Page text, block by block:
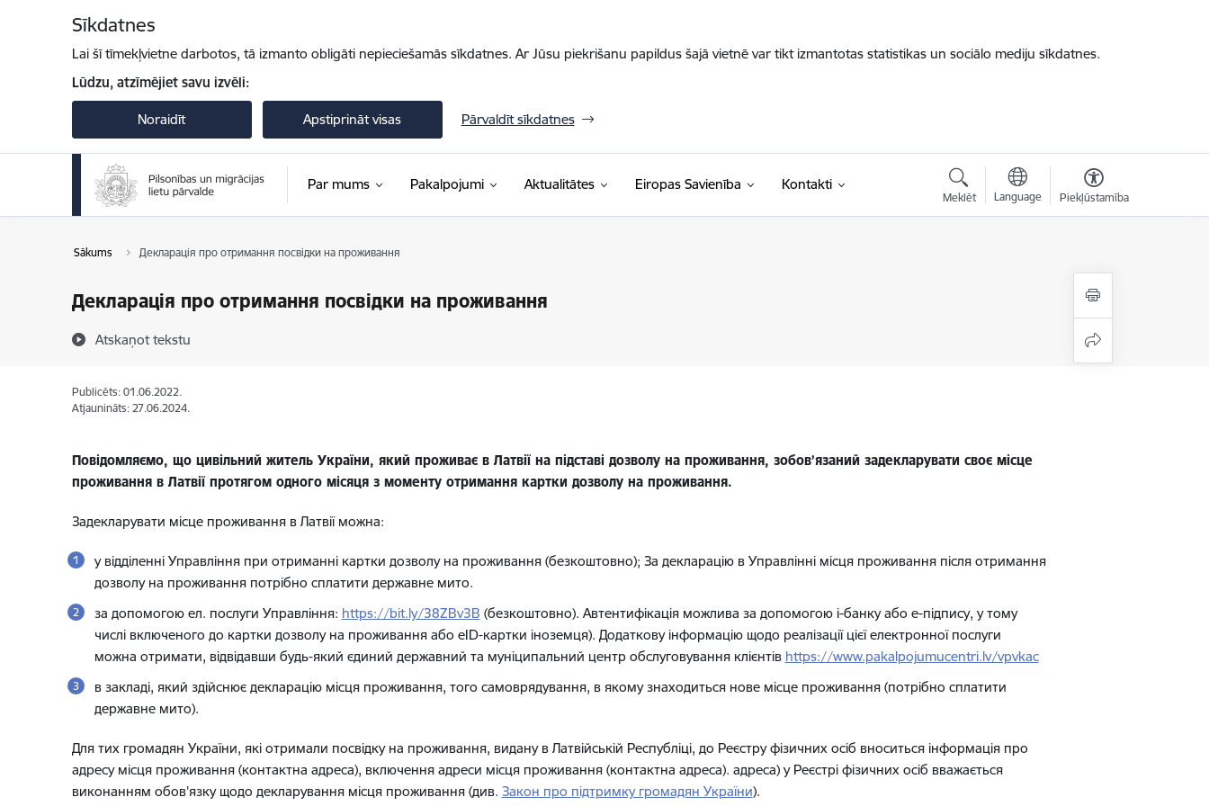
Sīkdatnes
Lai šī tīmekļvietne darbotos, tā izmanto obligāti nepieciešamās sīkdatnes. Ar Jūsu piekrišanu papildus šajā vietnē var tikt izmantotas statistikas un sociālo mediju sīkdatnes.
Lūdzu, atzīmējiet savu izvēli:
Noraidīt Apstiprināt visas Pārvaldīt sīkdatnes
Par mums Pakalpojumi Aktualitātes Eiropas Savienība Kontakti
Meklēt Language Piekļūstamība
Sākums Декларація про отримання посвідки на проживання
Декларація про отримання посвідки на проживання
Atskaņot tekstu
Publicēts: 01.06.2022.
Atjaunināts: 27.06.2024.
Повідомляємо, що цивільний житель України, який проживає в Латвії на підставі дозволу на проживання, зобов’язаний задекларувати своє місце
проживання в Латвії протягом одного місяця з моменту отримання картки дозволу на проживання.
Задекларувати місце проживання в Латвії можна:
у відділенні Управління при отриманні картки дозволу на проживання (безкоштовно); За декларацію в Управлінні місця проживання після отримання
дозволу на проживання потрібно сплатити державне мито.
за допомогою ел. послуги Управління: https://bit.ly/38ZBv3B (безкоштовно). Автентифікація можлива за допомогою і-банку або е-підпису, у тому
числі включеного до картки дозволу на проживання або eID-картки іноземця). Додаткову інформацію щодо реалізації цієї електронної послуги
можна отримати, відвідавши будь-який єдиний державний та муніципальний центр обслуговування клієнтів https://www.pakalpojumucentri.lv/vpvkac
в закладі, який здійснює декларацію місця проживання, того самоврядування, в якому знаходиться нове місце проживання (потрібно сплатити
державне мито).
Для тих громадян України, які отримали посвідку на проживання, видану в Латвійській Республіці, до Реєстру фізичних осіб вноситься інформація про
адресу місця проживання (контактна адреса), включення адреси місця проживання (контактна адреса). адреса) у Реєстрі фізичних осіб вважається
виконанням обов’язку щодо декларування місця проживання (див. Закон про підтримку громадян України).